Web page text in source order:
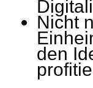
Nicht
den